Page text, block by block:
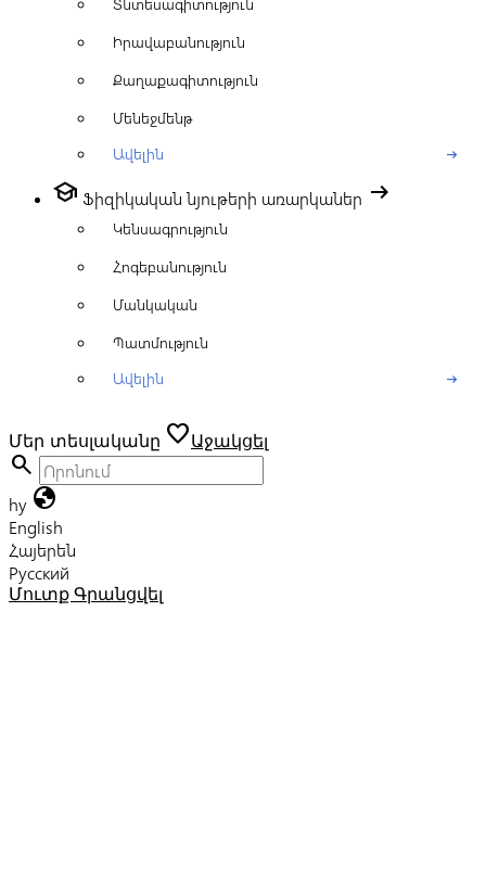
Իրավաբանություն
Քաղաքագիտություն
Մենեջմենթ
Ավելին
arrow_right_alt
school Ֆիզիկական նյութերի առարկաներ arrow_right_alt
Կենսագրություն
Հոգեբանություն
Մանկական
Պատմություն
Ավելին
arrow_right_alt
Մեր տեսլականը favoriteԱջակցել
search
hy globe
English
Հայերեն
Русский
Մուտք Գրանցվել